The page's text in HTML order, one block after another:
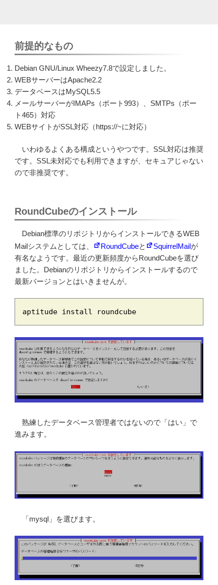
前提的なもの
Debian GNU/Linux Wheezy7.8で設定しました。
WEBサーバーはApache2.2
データベースはMySQL5.5
メールサーバーがIMAPs（ポート993）、SMTPs（ポー
ト465）対応
WEBサイトがSSL対応（https://~に対応）
いわゆるよくある構成というやつです。SSL対応は推奨
です。SSL未対応でも利用できますが、セキュアじゃない
ので非推奨です。
RoundCubeのインストール
Debian標準のリポジトリからインストールできるWEB
Mailシステムとしては、
RoundCubeと SquirrelMailが
有名なようです。最近の更新頻度からRoundCubeを選び
ました。Debianのリポジトリからインストールするので
最新バージョンとはいきませんが。
aptitude install roundcube
熟練したデータベース管理者ではないので「はい」で
進みます。
「mysql」を選びます。